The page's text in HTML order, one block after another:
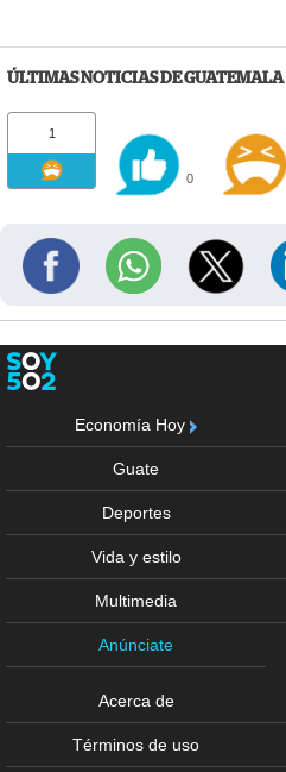
ÚLTIMAS NOTICIAS DE GUATEMALA
1
0
Economía Hoy
Guate
Deportes
Vida y estilo
Multimedia
Anúnciate
Acerca de
Términos de uso